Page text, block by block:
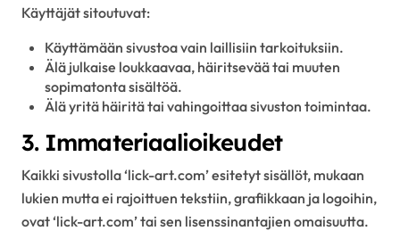
Käyttäjät sitoutuvat:
Käyttämään sivustoa vain laillisiin tarkoituksiin.
Älä julkaise loukkaavaa, häiritsevää tai muuten
sopimatonta sisältöä.
Älä yritä häiritä tai vahingoittaa sivuston toimintaa.
3. Immateriaalioikeudet
Kaikki sivustolla ‘lick-art.com’ esitetyt sisällöt, mukaan
lukien mutta ei rajoittuen tekstiin, grafiikkaan ja logoihin,
ovat ‘lick-art.com’ tai sen lisenssinantajien omaisuutta.